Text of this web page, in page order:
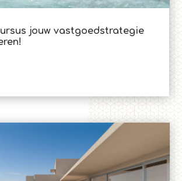
jouw vastgoedstrategie